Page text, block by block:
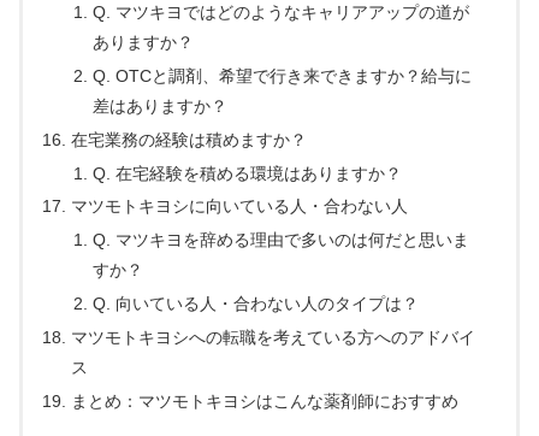
Q. マツキヨではどのようなキャリアアップの道が
ありますか？
Q. OTCと調剤、希望で行き来できますか？給与に
差はありますか？
在宅業務の経験は積めますか？
Q. 在宅経験を積める環境はありますか？
マツモトキヨシに向いている人・合わない人
Q. マツキヨを辞める理由で多いのは何だと思いま
すか？
Q. 向いている人・合わない人のタイプは？
マツモトキヨシへの転職を考えている方へのアドバイ
ス
まとめ：マツモトキヨシはこんな薬剤師におすすめ